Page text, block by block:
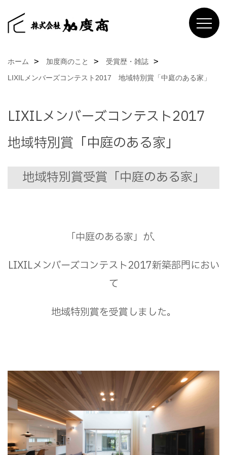
ホーム 加度商のこと
受賞歴・雑誌
LIXILメンバーズコンテスト2017 地域特別賞「中庭のある家」
LIXILメンバーズコンテスト2017
地域特別賞「中庭のある家」
地域特別賞受賞「中庭のある家」
「中庭のある家」が、
LIXILメンバーズコンテスト2017新築部門におい
て
地域特別賞を受賞しました。